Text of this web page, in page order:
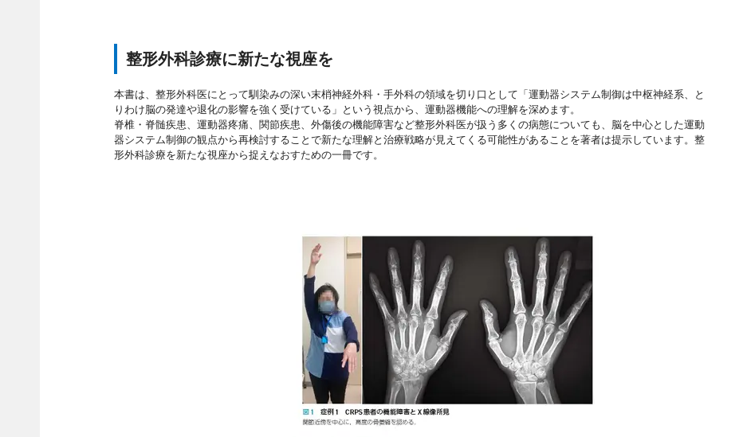
整形外科診療に新たな視座を
本書は、整形外科医にとって馴染みの深い末梢神経外科・手外科の領域を切り口として「運動器システム制御は中枢神経系、と
りわけ脳の発達や退化の影響を強く受けている」という視点から、運動器機能への理解を深めます。
脊椎・脊髄疾患、運動器疼痛、関節疾患、外傷後の機能障害など整形外科医が扱う多くの病態についても、脳を中心とした運動
器システム制御の観点から再検討することで新たな理解と治療戦略が見えてくる可能性があることを著者は提示しています。整
形外科診療を新たな視座から捉えなおすための一冊です。